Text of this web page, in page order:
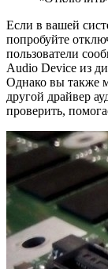
Если в вашей
попробуйте
пользователи
Audio Device из
Однако вы также
другой драйвер
проверить,